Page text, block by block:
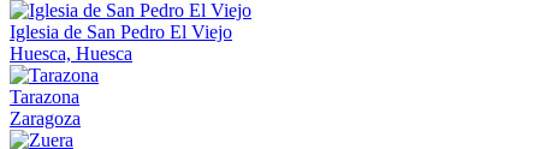
Iglesia de San Pedro El Viejo
Huesca, Huesca
Tarazona
Zaragoza